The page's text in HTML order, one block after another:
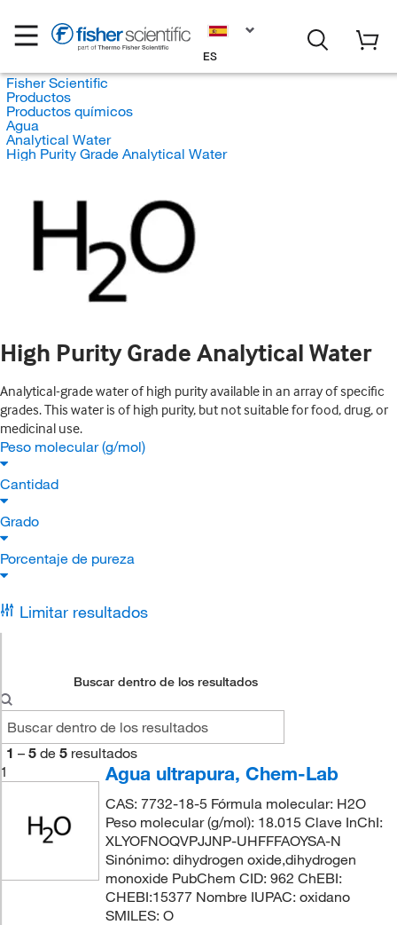
ES
Fisher Scientific
Productos
Productos químicos
Agua
Analytical Water
High Purity Grade Analytical Water
High Purity Grade Analytical Water
Analytical-grade water of high purity available in an array of specific
grades. This water is of high purity, but not suitable for food, drug, or
medicinal use.
Peso molecular (g/mol)
Cantidad
Grado
Porcentaje de pureza
Limitar resultados
Buscar dentro de los resultados
1 – 5 de 5 resultados
1
Agua ultrapura, Chem-Lab
CAS: 7732-18-5 Fórmula molecular: H2O
Peso molecular (g/mol): 18.015 Clave InChI:
XLYOFNOQVPJJNP-UHFFFAOYSA-N
Sinónimo: dihydrogen oxide,dihydrogen
monoxide PubChem CID: 962 ChEBI:
CHEBI:15377 Nombre IUPAC: oxidano
SMILES: O